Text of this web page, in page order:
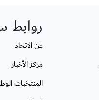
روابط
عن الاتحاد
مركز الأخبار
المنتخبات